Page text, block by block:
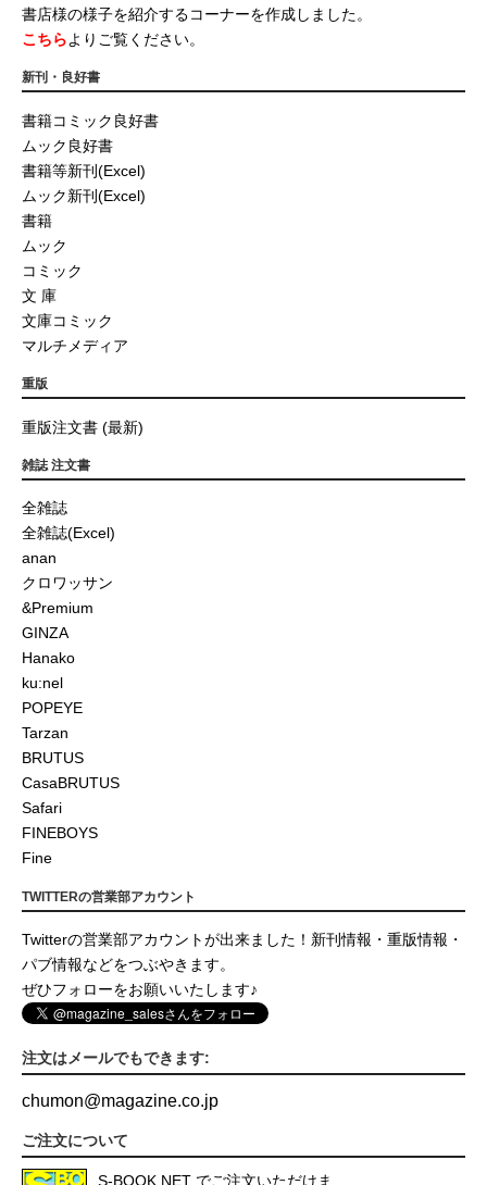
書店様の様子を紹介するコーナーを作成しました。
こちらよりご覧ください。
新刊・良好書
書籍コミック良好書
ムック良好書
書籍等新刊(Excel)
ムック新刊(Excel)
書籍
ムック
コミック
文 庫
文庫コミック
マルチメディア
重版
重版注文書 (最新)
雑誌 注文書
全雑誌
全雑誌(Excel)
anan
クロワッサン
&Premium
GINZA
Hanako
ku:nel
POPEYE
Tarzan
BRUTUS
CasaBRUTUS
Safari
FINEBOYS
Fine
TWITTERの営業部アカウント
Twitterの営業部アカウントが出来ました！新刊情報・重版情報・
パブ情報などをつぶやきます。
ぜひフォローをお願いいたします♪
注文はメールでもできます:
chumon@magazine.co.jp
ご注文について
S-BOOK.NET でご注文いただけま